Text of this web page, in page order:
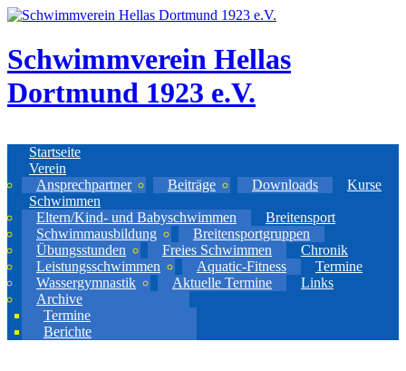
Direkt zum Inhalt
Schwimmverein Hellas
Dortmund 1923 e.V.
Startseite
Verein
Ansprechpartner
Beiträge Downloads
Kurse
Schwimmen
Eltern/Kind- und Babyschwimmen
Schwimmausbildung
Breitensportgruppen
Übungsstunden
Freies Schwimmen
Leistungsschwimmen
Breitensport
Aquatic-Fitness
Wassergymnastik
Chronik
Termine
Aktuelle Termine
Archive
Termine
Berichte
Links